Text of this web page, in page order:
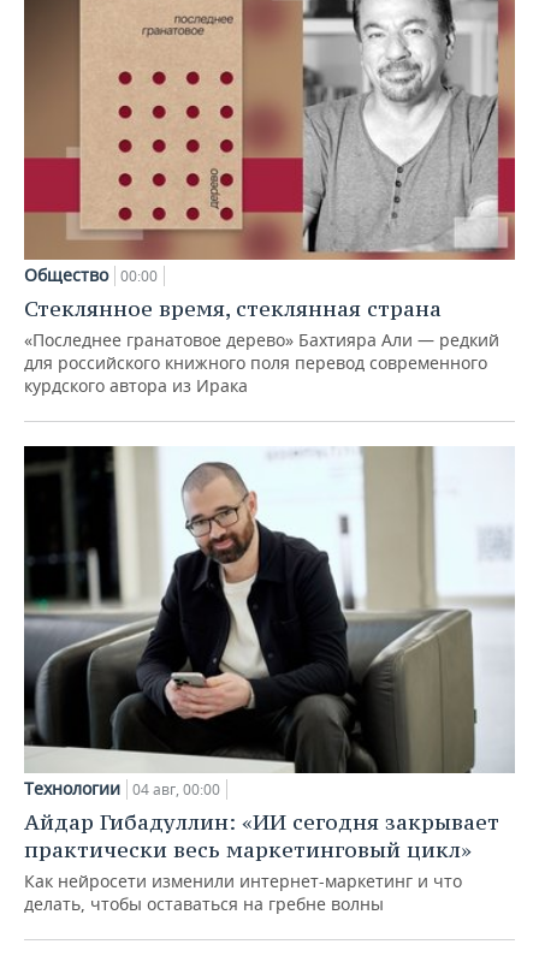
Общество 00:00
Стеклянное время, стеклянная страна
«Последнее гранатовое дерево» Бахтияра Али — редкий
для российского книжного поля перевод современного
курдского автора из Ирака
Технологии 04 авг, 00:00
Айдар Гибадуллин: «ИИ сегодня закрывает
практически весь маркетинговый цикл»
Как нейросети изменили интернет-маркетинг и что
делать, чтобы оставаться на гребне волны